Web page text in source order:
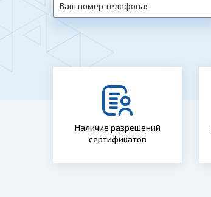
Наличие разрешений
сертификатов